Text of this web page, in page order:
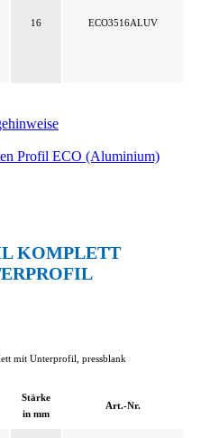
16 ECO3516ALUV
Profil ECO (Aluminium)
KOMPLETT
mit Unterprofil, pressblank
Stärke
in mm
Art.-Nr.